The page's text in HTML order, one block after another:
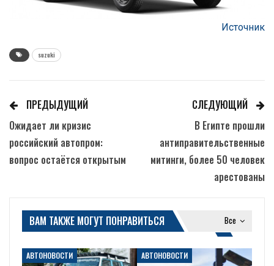
Источник
suzuki
ПРЕДЫДУЩИЙ
Ожидает ли кризис
российский автопром:
вопрос остаётся открытым
СЛЕДУЮЩИЙ
В Египте прошли
антиправительственные
митинги, более 50 человек
арестованы
Все
ВАМ ТАКЖЕ МОГУТ ПОНРАВИТЬСЯ
АВТОНОВОСТИ АВТОНОВОСТИ